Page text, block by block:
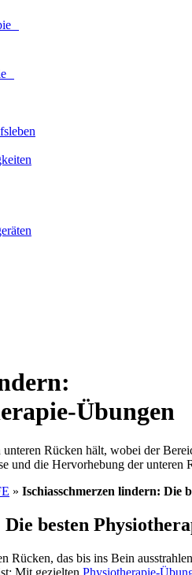
Übungen
» Ischiasschmerzen lindern: Die
besten
Rücken, das bis ins Bein
Mit gezielten Physiotherapie-